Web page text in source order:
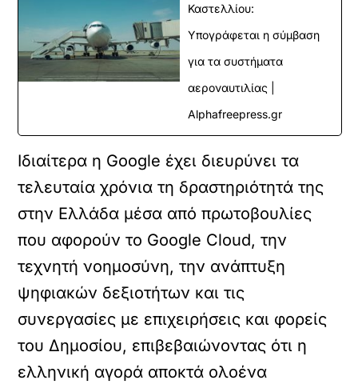
Καστελλίου:
Υπογράφεται η σύμβαση
για τα συστήματα
αεροναυτιλίας |
Alphafreepress.gr
Ιδιαίτερα η Google έχει διευρύνει τα
τελευταία χρόνια τη δραστηριότητά της
στην Ελλάδα μέσα από πρωτοβουλίες
που αφορούν το Google Cloud, την
τεχνητή νοημοσύνη, την ανάπτυξη
ψηφιακών δεξιοτήτων και τις
συνεργασίες με επιχειρήσεις και φορείς
του Δημοσίου, επιβεβαιώνοντας ότι η
ελληνική αγορά αποκτά ολοένα